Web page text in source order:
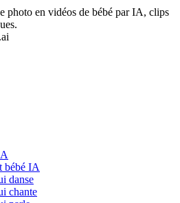
photo en vidéos de bébé par IA, clips
bébé IA
danse
chante